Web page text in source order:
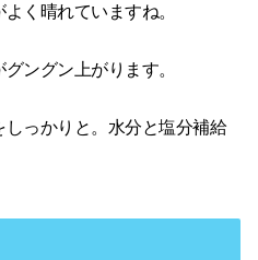
く晴れていますね。
ングン上がります。
っかりと。水分と塩分補給